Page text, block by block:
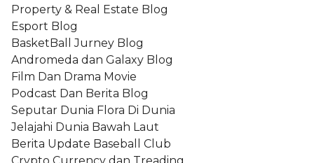
Property & Real Estate Blog
Esport Blog
BasketBall Jurney Blog
Andromeda dan Galaxy Blog
Film Dan Drama Movie
Podcast Dan Berita Blog
Seputar Dunia Flora Di Dunia
Jelajahi Dunia Bawah Laut
Berita Update Baseball Club